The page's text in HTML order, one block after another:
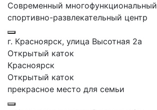
Современный многофункциональный
спортивно-развлекательный центр
г. Красноярск, улица Высотная 2a
Открытый каток
Красноярск
Открытый каток
прекрасное место для семьи